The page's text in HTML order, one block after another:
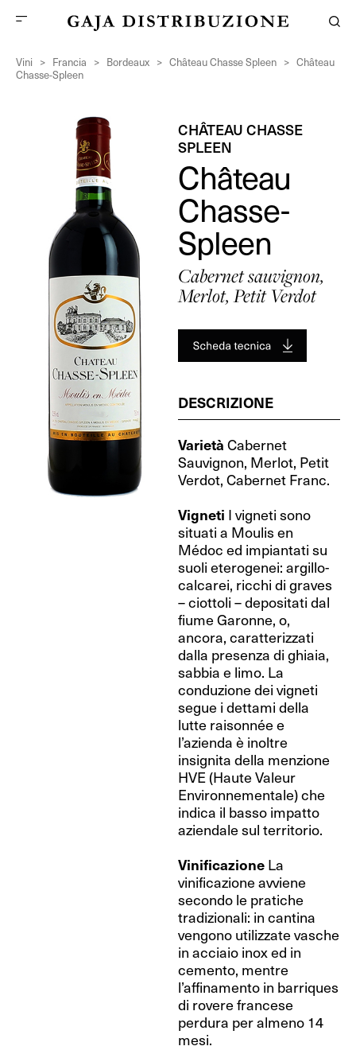
Vini > Francia > Bordeaux > Château Chasse Spleen > Château
Chasse-Spleen
CHÂTEAU CHASSE
SPLEEN
Château
Chasse-
Spleen
Cabernet sauvignon,
Merlot, Petit Verdot
DESCRIZIONE
Varietà Cabernet
Sauvignon, Merlot, Petit
Verdot, Cabernet Franc.
Vigneti I vigneti sono
situati a Moulis en
Médoc ed impiantati su
suoli eterogenei: argillo-
calcarei, ricchi di graves
– ciottoli – depositati dal
fiume Garonne, o,
ancora, caratterizzati
dalla presenza di ghiaia,
sabbia e limo. La
conduzione dei vigneti
segue i dettami della
lutte raisonnée e
l’azienda è inoltre
insignita della menzione
HVE (Haute Valeur
Environnementale) che
indica il basso impatto
aziendale sul territorio.
Vinificazione La
vinificazione avviene
secondo le pratiche
tradizionali: in cantina
vengono utilizzate vasche
in acciaio inox ed in
cemento, mentre
l’affinamento in barriques
di rovere francese
perdura per almeno 14
mesi.